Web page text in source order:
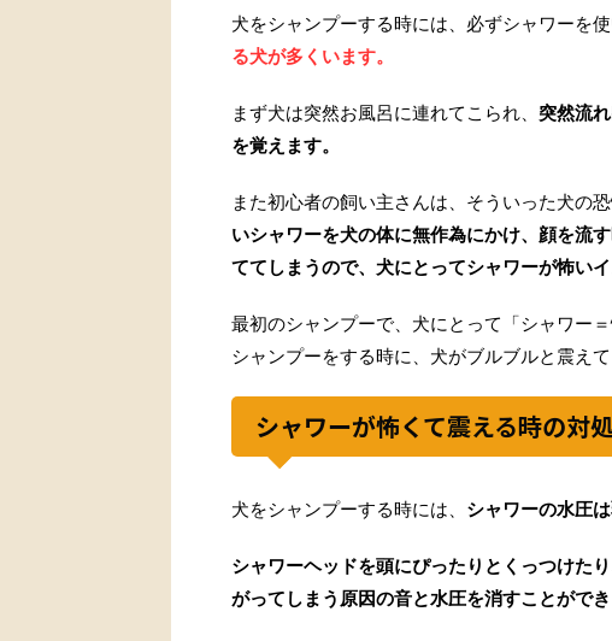
犬をシャンプーする時には、必ずシャワーを使
る犬が多くいます。
まず犬は突然お風呂に連れてこられ、 突然流
を覚えます。
また初心者の飼い主さんは、そういった犬の
いシャワーを犬の体に無作為にかけ、顔を流
ててしまうので、犬にとってシャワーが怖い
最初のシャンプーで、犬にとって「シャワー
シャンプーをする時に、犬がブルブルと震え
シャワーが怖くて震える時の対
犬をシャンプーする時には、 シャワーの水圧
シャワーヘッドを頭にぴったりとくっつけた
がってしまう原因の音と水圧を消すことができ